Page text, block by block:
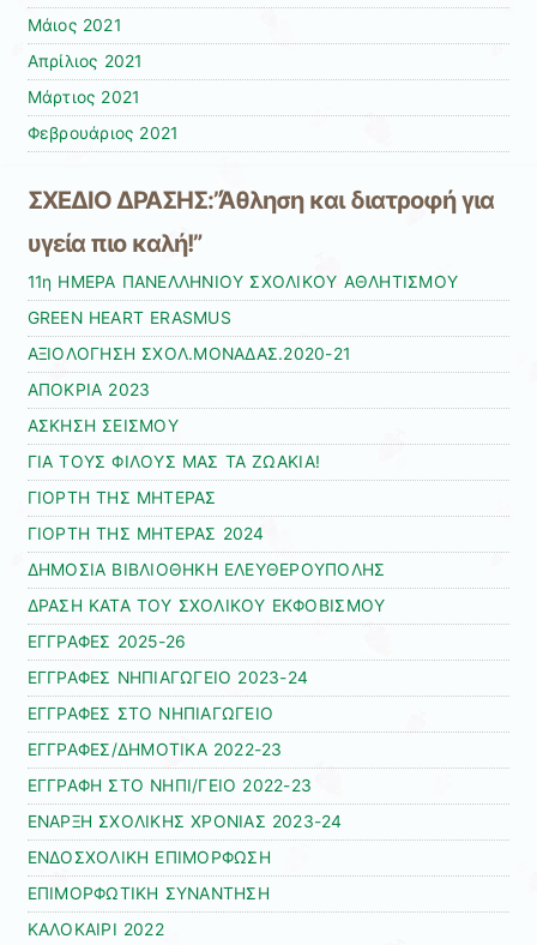
Μάιος 2021
Απρίλιος 2021
Μάρτιος 2021
Φεβρουάριος 2021
ΣΧΕΔΙΟ ΔΡΑΣΗΣ:”Άθληση και διατροφή για
υγεία πιο καλή!”
11η ΗΜΕΡΑ ΠΑΝΕΛΛΗΝΙΟΥ ΣΧΟΛΙΚΟΥ ΑΘΛΗΤΙΣΜΟΥ
GREEN HEART ERASMUS
ΑΞΙΟΛΟΓΗΣΗ ΣΧΟΛ.ΜΟΝΑΔΑΣ.2020-21
ΑΠΟΚΡΙΑ 2023
ΑΣΚΗΣΗ ΣΕΙΣΜΟΥ
ΓΙΑ ΤΟΥΣ ΦΙΛΟΥΣ ΜΑΣ ΤΑ ΖΩΑΚΙΑ!
ΓΙΟΡΤΗ ΤΗΣ ΜΗΤΕΡΑΣ
ΓΙΟΡΤΗ ΤΗΣ ΜΗΤΕΡΑΣ 2024
ΔΗΜΟΣΙΑ ΒΙΒΛΙΟΘΗΚΗ ΕΛΕΥΘΕΡΟΥΠΟΛΗΣ
ΔΡΑΣΗ ΚΑΤΑ ΤΟΥ ΣΧΟΛΙΚΟΥ ΕΚΦΟΒΙΣΜΟΥ
ΕΓΓΡΑΦΕΣ 2025-26
ΕΓΓΡΑΦΕΣ ΝΗΠΙΑΓΩΓΕΙΟ 2023-24
ΕΓΓΡΑΦΕΣ ΣΤΟ ΝΗΠΙΑΓΩΓΕΙΟ
ΕΓΓΡΑΦΕΣ/ΔΗΜΟΤΙΚΑ 2022-23
ΕΓΓΡΑΦΗ ΣΤΟ ΝΗΠΙ/ΓΕΙΟ 2022-23
ΕΝΑΡΞΗ ΣΧΟΛΙΚΗΣ ΧΡΟΝΙΑΣ 2023-24
ΕΝΔΟΣΧΟΛΙΚΗ ΕΠΙΜΟΡΦΩΣΗ
ΕΠΙΜΟΡΦΩΤΙΚΗ ΣΥΝΑΝΤΗΣΗ
ΚΑΛΟΚΑΙΡΙ 2022